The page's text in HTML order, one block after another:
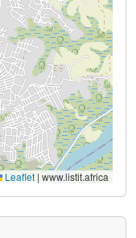
Leaflet | www.listit.africa